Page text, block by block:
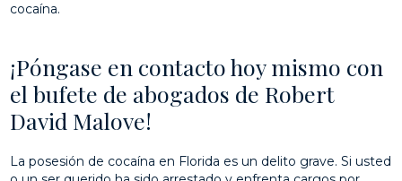
cocaína.
¡Póngase en contacto hoy mismo con
el bufete de abogados de Robert
David Malove!
La posesión de cocaína en Florida es un delito grave. Si usted